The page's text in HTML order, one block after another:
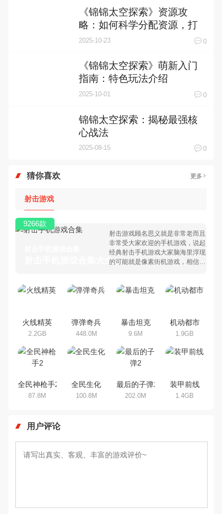
《锦锦太空探索》资源攻
略：如何科学分配资源，打
造最强星际舰队？
2025-10-23 0
《锦锦太空探索》萌新入门
指南：特色玩法介绍
2025-10-01 0
锦锦太空探索：揭秘最强核
心战法
2025-08-15 0
猜你喜欢 更多
射击游戏
射击手机游戏合集大全 >
射击游戏顾名思义就是非常老而且
非常受大家欢迎的手机游戏，说起
经典射击手机游戏大家脑海里浮现
的可能就是像素街机游戏，相信很
击手机游戏有哪些呢？游戏今天，
集，欢迎大家前来选择下载体验
9266款
火线精英
2.2GB
弹弹奇兵
448.0M
暴击坦克
9.6M
机动都市
1.9GB
全民神枪手2
87.8M
全民生化
100.8M
最后的子弹2
202.0M
装甲前线
1.4GB
用户评论